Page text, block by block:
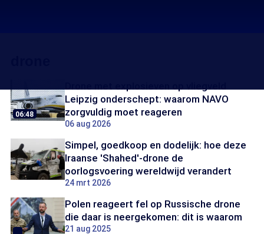
06:48
Leipzig onderschept: waarom NAVO
zorgvuldig moet reageren
06 aug 2026
Simpel, goedkoop en dodelijk: hoe deze
Iraanse 'Shahed'-drone de
oorlogsvoering wereldwijd verandert
24 mrt 2026
Polen reageert fel op Russische drone
die daar is neergekomen: dit is waarom
21 aug 2025